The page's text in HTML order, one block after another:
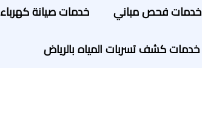
خدمات فحص مباني خدمات صيانة كهرباء
خدمات كشف تسربات المياه بالرياض